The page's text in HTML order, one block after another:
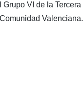
VI de la Tercera
Valenciana.